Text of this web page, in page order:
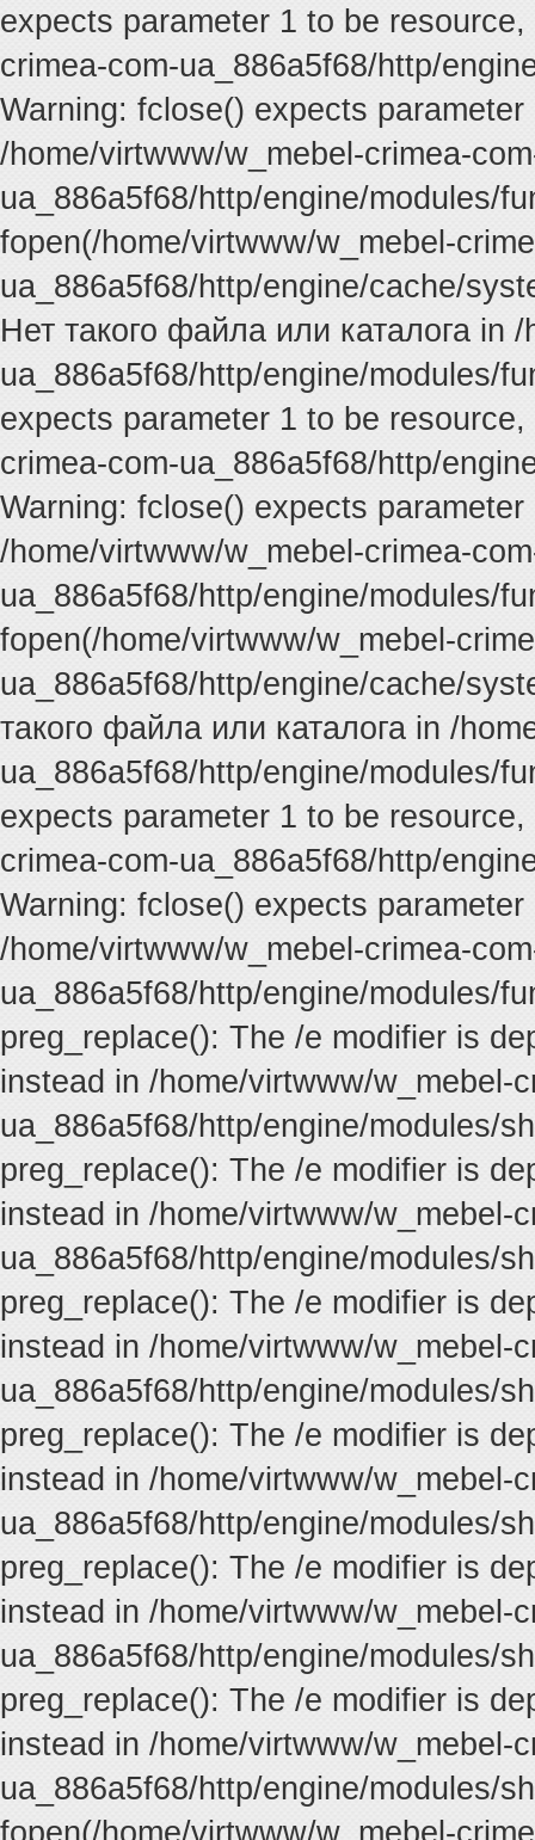
expects parameter 1 to be
crimea-com-ua_886a5f68/http/
Warning: fclose() expects
/home/virtwww/w_mebel-crimea-
ua_886a5f68/http/engine/modules/
fopen(/home/virtwww/w_mebel-
ua_886a5f68/http/engine/cache/
Нет такого файла или каталога in
ua_886a5f68/http/engine/modules/
expects parameter 1 to be
crimea-com-ua_886a5f68/http/
Warning: fclose() expects
/home/virtwww/w_mebel-crimea-
ua_886a5f68/http/engine/modules/
fopen(/home/virtwww/w_mebel-
ua_886a5f68/http/engine/cache/
такого файла или каталога in /
ua_886a5f68/http/engine/modules/
expects parameter 1 to be
crimea-com-ua_886a5f68/http/
Warning: fclose() expects
/home/virtwww/w_mebel-crimea-
ua_886a5f68/http/engine/modules/
preg_replace(): The /e modifier is
instead in /home/virtwww/w_mebel-
ua_886a5f68/http/engine/modules/
preg_replace(): The /e modifier is
instead in /home/virtwww/w_mebel-
ua_886a5f68/http/engine/modules/
preg_replace(): The /e modifier is
instead in /home/virtwww/w_mebel-
ua_886a5f68/http/engine/modules/
preg_replace(): The /e modifier is
instead in /home/virtwww/w_mebel-
ua_886a5f68/http/engine/modules/
preg_replace(): The /e modifier is
instead in /home/virtwww/w_mebel-
ua_886a5f68/http/engine/modules/
preg_replace(): The /e modifier is
instead in /home/virtwww/w_mebel-
ua_886a5f68/http/engine/modules/
fopen(/home/virtwww/w_mebel-